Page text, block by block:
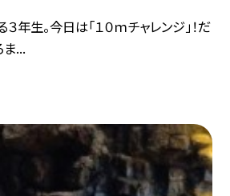
年生。今日は「１０ｍチャレンジ」！だ
ま...